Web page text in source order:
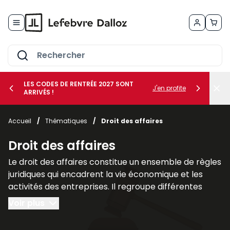
le sous-menu Vos métiers
le sous-menu Vos besoins
LES CODES DE RENTRÉE 2027 SONT
ARRIVÉS !
J'en profite
Accueil / Thématiques / Droit des affaires
Droit des affaires
Le droit des affaires constitue un ensemble de règles
juridiques qui encadrent la vie économique et les
activités des entreprises. Il regroupe différentes
branches du droit qui interviennent dans la création,
la gestion et la protection des sociétés ainsi que